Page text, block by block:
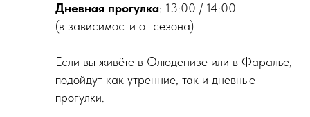
Дневная прогулка: 13:00 / 14:00
(в зависимости от сезона)
Если вы живёте в Олюденизе или в Фаралье,
подойдут как утренние, так и дневные
прогулки.